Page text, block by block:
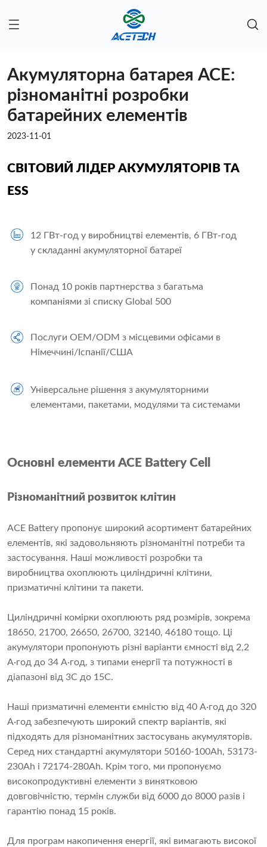
Акумуляторна батарея ACE:
різноманітні розробки
батарейних елементів
2023-11-01
СВІТОВИЙ ЛІДЕР АКУМУЛЯТОРІВ ТА
ESS
12 ГВт-год у виробництві елементів, 6 ГВт-год
у складанні акумуляторної батареї
Понад 10 років партнерства з багатьма
компаніями зі списку Global 500
Послуги OEM/ODM з місцевими офісами в
Німеччині/Іспанії/США
Універсальне рішення з акумуляторними
елементами, пакетами, модулями та системами
Основні елементи ACE Battery Cell
Різноманітний розвиток клітин
ACE Battery пропонує широкий асортимент батарейних
елементів, які задовольняють різноманітні потреби та
застосування. Наші можливості розробки та
виробництва охоплюють циліндричні клітини,
призматичні клітини та пакети.
Циліндричні комірки охоплюють ряд розмірів, зокрема
18650, 21700, 26650, 26700, 32140, 46180 тощо. Ці
акумулятори пропонують різні варіанти ємності від 2,2
А·год до 34 А·год, з типами енергії та потужності в
діапазоні від 3C до 15C.
Наші призматичні елементи ємністю від 40 А·год до 320
А·год забезпечують широкий спектр варіантів, які
підходять для різноманітних застосувань акумуляторів.
Серед них стандартні акумулятори 50160-100Ah, 53173-
230Ah і 72174-280Ah. Крім того, ми пропонуємо
високопродуктивні елементи з винятковою
довговічністю, термін служби від 6000 до 8000 разів і
гарантію понад 15 років.
Для програм накопичення енергії, які вимагають високої